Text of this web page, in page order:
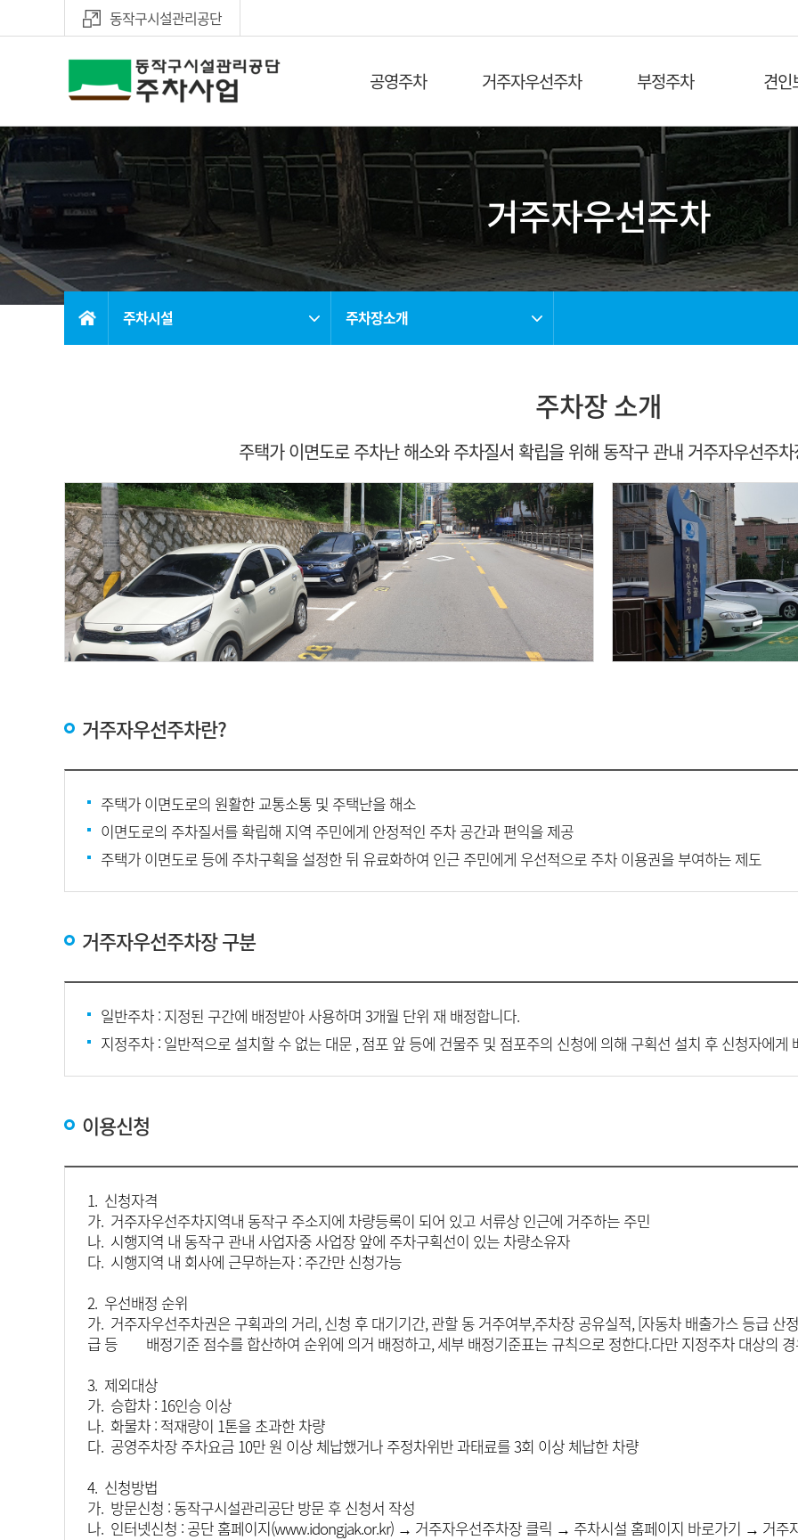
동작구시설관리공단
공영주차
주차장소개 및 현황
운영시간 및 요금
미납요금 안내
월정기신청
거주자우선주차
주차장소개
시행 및 단속근거
주차장 현황
요금납부 안내
공유주차
부정주차
부정주차 안내
이의신청 안내
부정주차 요금결제
견인
견인보
견인차
거주자우선주차
주차시설 주차장소개
주차장 소개
주택가 이면도로 주차난 해소와 주차질서 확립을 위해 동작구 관내 거주자우선주
거주자우선주차란?
주택가 이면도로의 원활한 교통소통 및 주택난을 해소
이면도로의 주차질서를 확립해 지역 주민에게 안정적인 주차 공간과 편익을 제공
주택가 이면도로 등에 주차구획을 설정한 뒤 유료화하여 인근 주민에게 우선적으로 주차 이용권을 부여하는 제도
거주자우선주차장 구분
일반주차 : 지정된 구간에 배정받아 사용하며 3개월 단위 재 배정합니다.
지정주차 : 일반적으로 설치할 수 없는 대문 , 점포 앞 등에 건물주 및 점포주의 신청에 의해 구획선 설치 후 신청자에게
이용신청
1. 신청자격
가. 거주자우선주차지역내 동작구 주소지에 차량등록이 되어 있고 서류상 인근에 거주하는 주민
나. 시행지역 내 동작구 관내 사업자중 사업장 앞에 주차구획선이 있는 차량소유자
다. 시행지역 내 회사에 근무하는자 : 주간만 신청가능
2. 우선배정 순위
가. 거주자우선주차권은 구획과의 거리, 신청 후 대기기간, 관할 동 거주여부,주차장 공유실적, [자동차 배출가스 등급 산
급 등 배정기준 점수를 합산하여 순위에 의거 배정하고, 세부 배정기준표는 규칙으로 정한다.다만 지정주차 대상의
3. 제외대상
가. 승합차 : 16인승 이상
나. 화물차 : 적재량이 1톤을 초과한 차량
다. 공영주차장 주차요금 10만 원 이상 체납했거나 주정차위반 과태료를 3회 이상 체납한 차량
4. 신청방법
가. 방문신청 : 동작구시설관리공단 방문 후 신청서 작성
나. 인터넷신청 : 공단 홈페이지(www.idongjak.or.kr) → 거주자우선주차장 클릭 → 주차시설 홈페이지 바로가기 → 거주